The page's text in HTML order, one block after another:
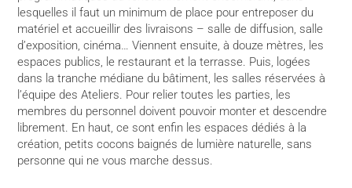
lesquelles il faut un minimum de place pour entreposer du
matériel et accueillir des livraisons – salle de diffusion, salle
d’exposition, cinéma… Viennent ensuite, à douze mètres, les
espaces publics, le restaurant et la terrasse. Puis, logées
dans la tranche médiane du bâtiment, les salles réservées à
l’équipe des Ateliers. Pour relier toutes les parties, les
membres du personnel doivent pouvoir monter et descendre
librement. En haut, ce sont enfin les espaces dédiés à la
création, petits cocons baignés de lumière naturelle, sans
personne qui ne vous marche dessus.